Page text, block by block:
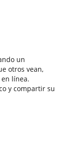
un
otros vean,
línea.
y compartir su